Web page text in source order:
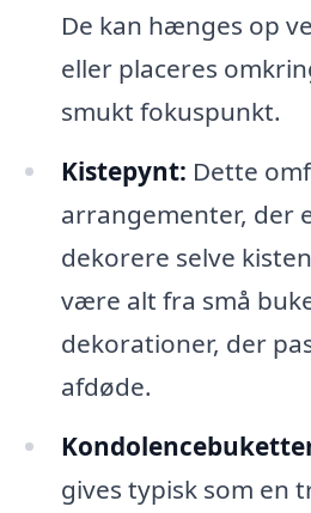
De kan hænges op
eller placeres
smukt fokuspunkt.
Kistepynt: Dette
arrangementer, der
dekorere selve
være alt fra små
dekorationer, der
afdøde.
gives typisk som en